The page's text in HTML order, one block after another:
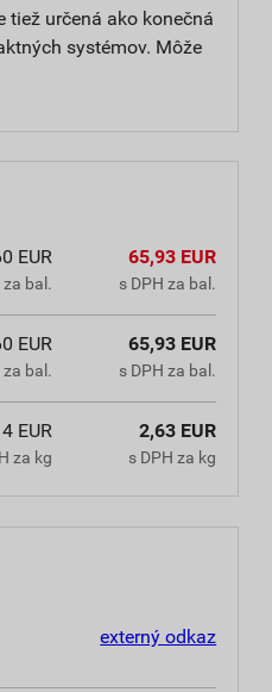
tiež určená ako konečná
systémov. Môže
EUR
za bal.
65,93 EUR
s DPH za bal.
EUR
za bal.
65,93 EUR
s DPH za bal.
EUR
za kg
2,63 EUR
s DPH za kg
externý odkaz